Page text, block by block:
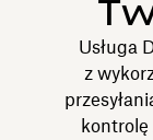
Usługa
z